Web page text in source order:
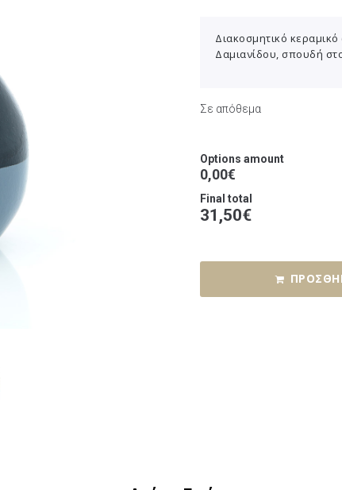
Διακοσμητικό
Δαμιανίδου, σπουδή
Σε απόθεμα
Options amount
0,00€
Final total
31,50€